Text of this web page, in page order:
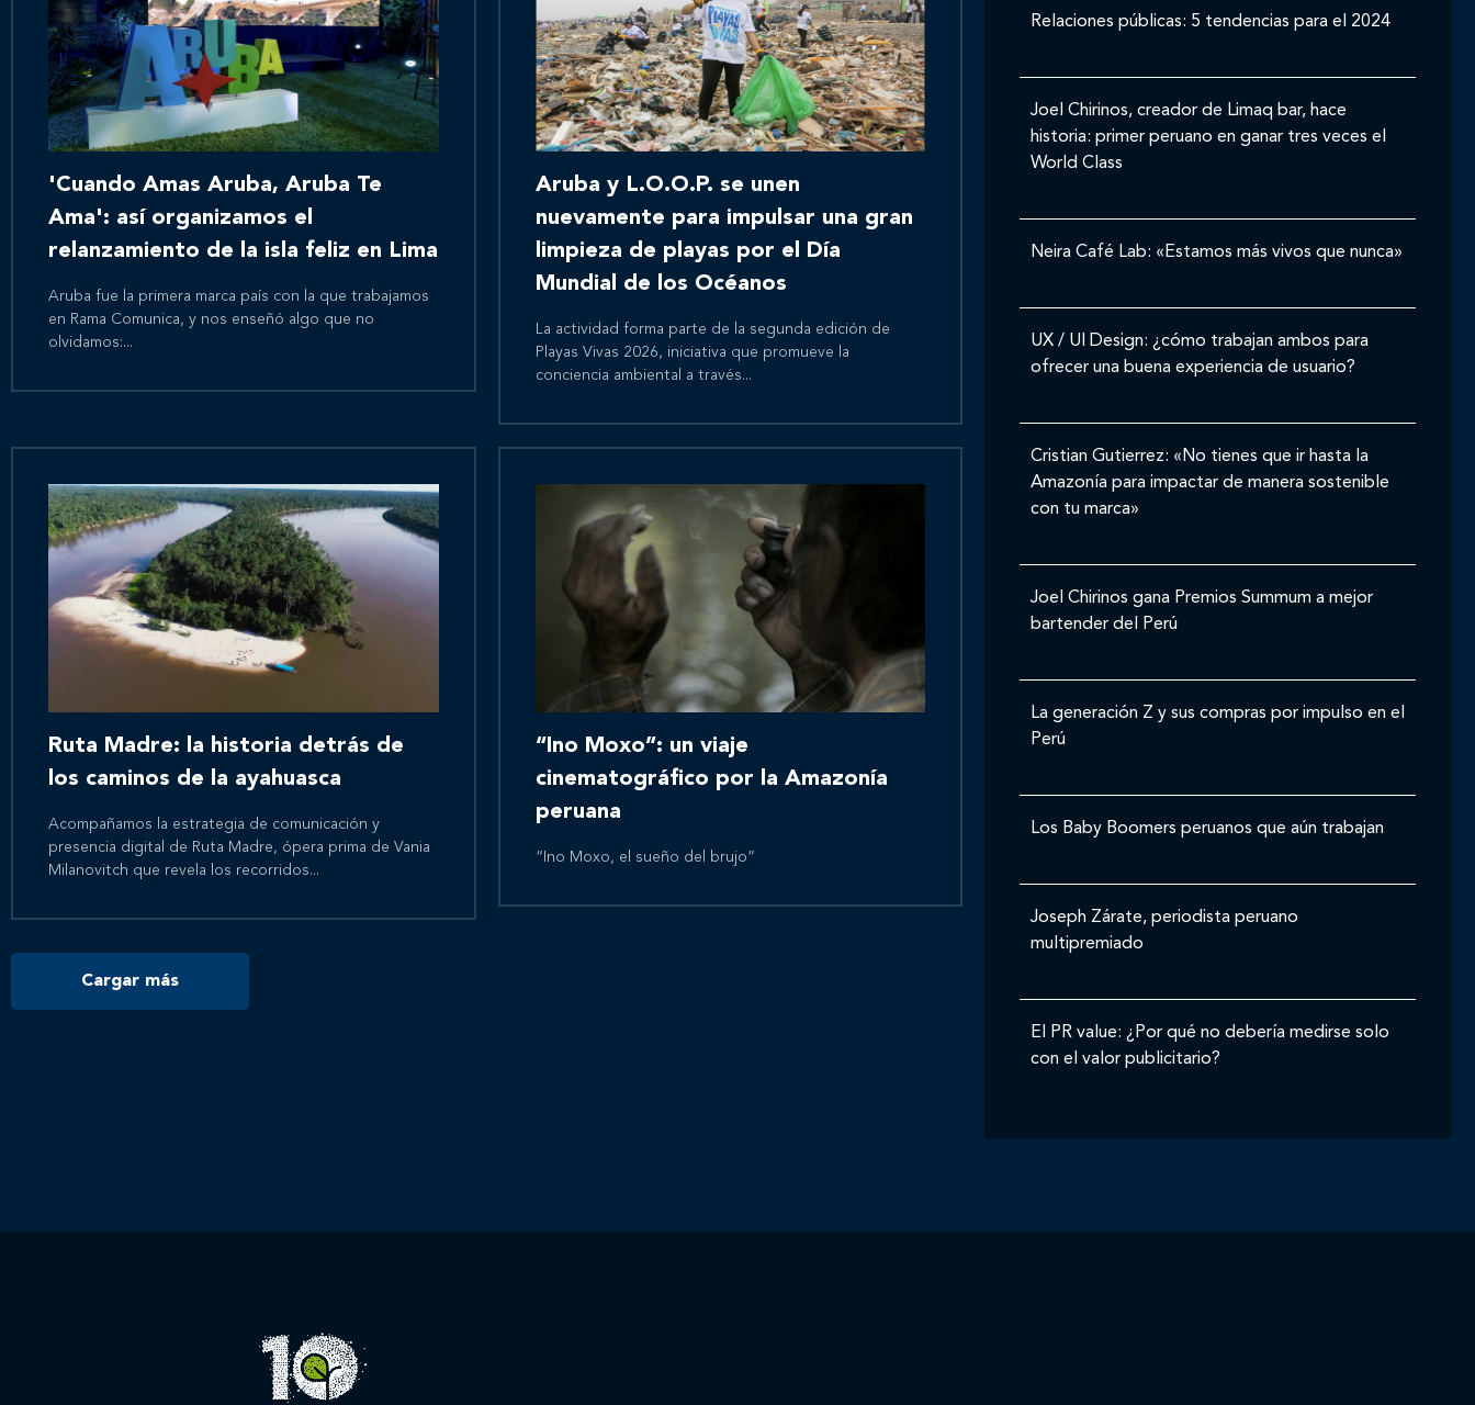
Inicio
Nosotros
Nuestros servicios
Nuestros clientes
Novedades
Contáctanos
'Cuando Amas Aruba, Aruba Te
Ama': así organizamos el
relanzamiento de la isla feliz en Lima
Aruba fue la primera marca país con la que trabajamos
en Rama Comunica, y nos enseñó algo que no
olvidamos:...
Aruba y L.O.O.P. se unen
nuevamente para impulsar una gran
limpieza de playas por el Día
Mundial de los Océanos
La actividad forma parte de la segunda edición de
Playas Vivas 2026, iniciativa que promueve la
conciencia ambiental a través...
Ruta Madre: la historia detrás de
los caminos de la ayahuasca
Acompañamos la estrategia de comunicación y
presencia digital de Ruta Madre, ópera prima de Vania
Milanovitch que revela los recorridos...
“Ino Moxo”: un viaje
cinematográfico por la Amazonía
peruana
“Ino Moxo, el sueño del brujo”
Cargar más
Relaciones públicas: 5 tendencias para el 2024
Joel Chirinos, creador de Limaq bar, hace
historia: primer peruano en ganar tres veces el
World Class
Neira Café Lab: «Estamos más vivos que nunca»
UX / UI Design: ¿cómo trabajan ambos para
ofrecer una buena experiencia de usuario?
Cristian Gutierrez: «No tienes que ir hasta la
Amazonía para impactar de manera sostenible
con tu marca»
Joel Chirinos gana Premios Summum a mejor
bartender del Perú
La generación Z y sus compras por impulso en el
Perú
Los Baby Boomers peruanos que aún trabajan
Joseph Zárate, periodista peruano
multipremiado
El PR value: ¿Por qué no debería medirse solo
con el valor publicitario?